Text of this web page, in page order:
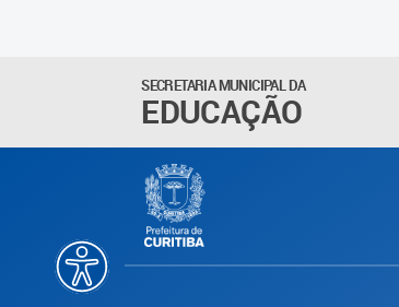
SECRETARIA MUNICIPAL DA
EDUCAÇÃO